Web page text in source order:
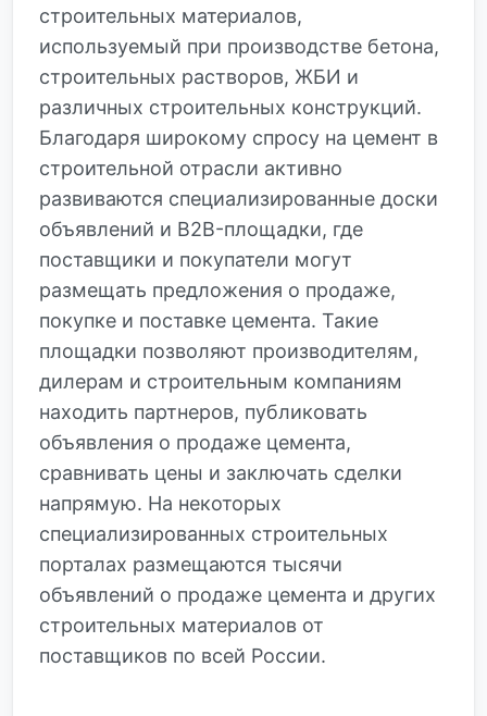
строительных материалов,
используемый при производстве бетона,
строительных растворов, ЖБИ и
различных строительных конструкций.
Благодаря широкому спросу на цемент в
строительной отрасли активно
развиваются специализированные доски
объявлений и B2B-площадки, где
поставщики и покупатели могут
размещать предложения о продаже,
покупке и поставке цемента. Такие
площадки позволяют производителям,
дилерам и строительным компаниям
находить партнеров, публиковать
объявления о продаже цемента,
сравнивать цены и заключать сделки
напрямую. На некоторых
специализированных строительных
порталах размещаются тысячи
объявлений о продаже цемента и других
строительных материалов от
поставщиков по всей России.